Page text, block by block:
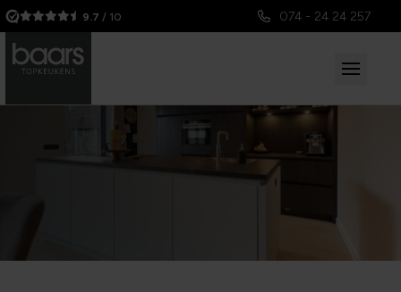
9.7 / 10 074 - 24 24 257